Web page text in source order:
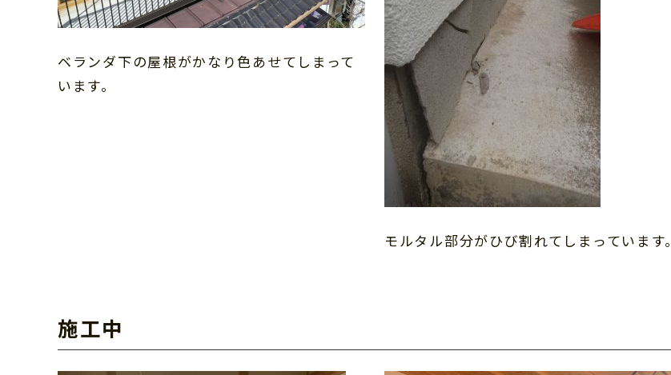
ベランダ下の屋根がかなり色あせてしまって
います。
モルタル部分がひび割れてしまっています。
施工中